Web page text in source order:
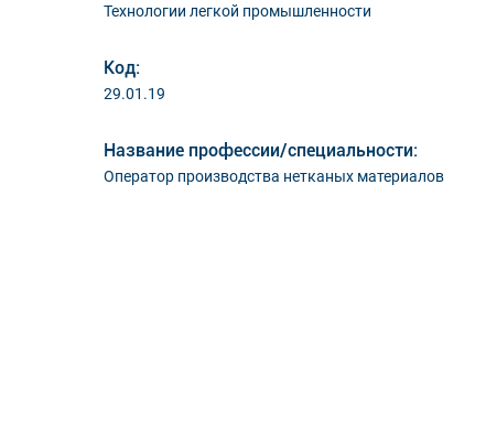
Технологии легкой промышленности
Код:
29.01.19
Название профессии/специальности:
Оператор производства нетканых материалов